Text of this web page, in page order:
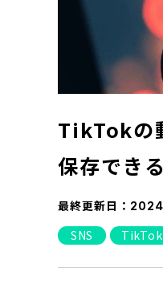
TikTokの
保存でき
最終更新日：
SNS TikTok